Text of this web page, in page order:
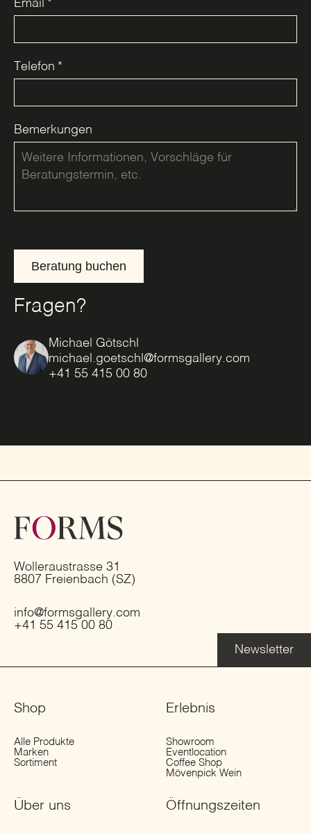
Email *
Telefon *
Bemerkungen
Beratung buchen
Fragen?
Michael Götschl
michael.goetschl@formsgallery.com
+41 55 415 00 80
Wolleraustrasse 31
8807 Freienbach (SZ)
info@formsgallery.com
+41 55 415 00 80
Newsletter
Shop
Alle Produkte
Marken
Sortiment
Erlebnis
Showroom
Eventlocation
Coffee Shop
Mövenpick Wein
Über uns Öffnungs­zeiten